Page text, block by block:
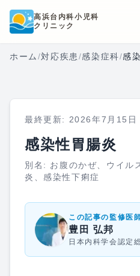
高浜台内科小児科
クリニック
ホーム /対応疾患/感染症科/感
最終更新: 2026年7月15日
感染性胃腸炎
別名: お腹のかぜ、ウイル
炎、感染性下痢症
この記事の監修医
豊田 弘邦
日本内科学会認定